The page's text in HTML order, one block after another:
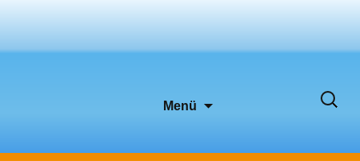
Menü
Suchen